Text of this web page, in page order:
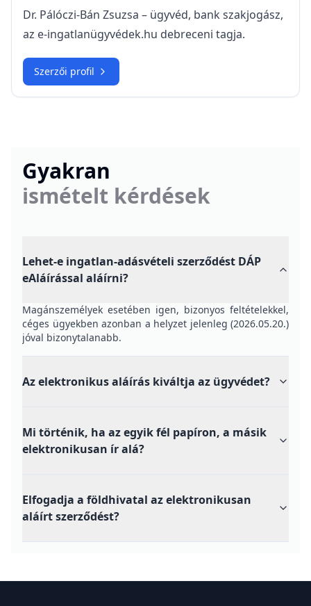
Dr. Pálóczi-Bán Zsuzsa – ügyvéd, bank szakjogász,
az e-ingatlanügyvédek.hu debreceni tagja.
Szerzői profil
Gyakran
ismételt kérdések
Lehet-e ingatlan-adásvételi szerződést DÁP
eAláírással aláírni?
Magánszemélyek esetében igen, bizonyos feltételekkel,
céges ügyekben azonban a helyzet jelenleg (2026.05.20.)
jóval bizonytalanabb.
Az elektronikus aláírás kiváltja az ügyvédet?
Mi történik, ha az egyik fél papíron, a másik
elektronikusan ír alá?
Elfogadja a földhivatal az elektronikusan
aláírt szerződést?